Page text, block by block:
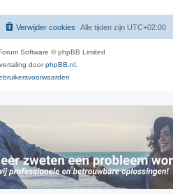
Alle tijden zijn UTC+02:00
Verwijder cookies
Software © phpBB Limited
doorphpBB.nl